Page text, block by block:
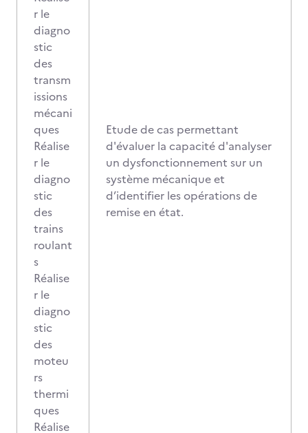
r le
diagno
stic
des
transm
issions
mécani
ques
Réalise
r le
diagno
stic
des
trains
roulant
s
Réalise
r le
diagno
stic
des
moteu
rs
thermi
ques
Réalise
Etude de cas permettant
d'évaluer la capacité d'analyser
un dysfonctionnement sur un
système mécanique et
d’identifier les opérations de
remise en état.